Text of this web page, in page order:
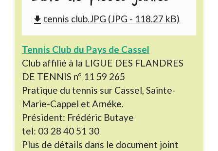
file_download tennis club.JPG (JPG - 118.27 kB)
Tennis Club du Pays de Cassel
Club affilié à la LIGUE DES FLANDRES
DE TENNIS n° 11 59 265
Pratique du tennis sur Cassel, Sainte-
Marie-Cappel et Arnéke.
Président: Frédéric Butaye
tel: 03 28 40 51 30
Plus de détails dans le document joint